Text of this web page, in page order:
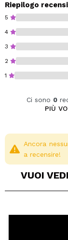
Riepilogo
5
4
3
2
1
Ci sono 0
PIÙ
Ancora
a recensire!
VUOI